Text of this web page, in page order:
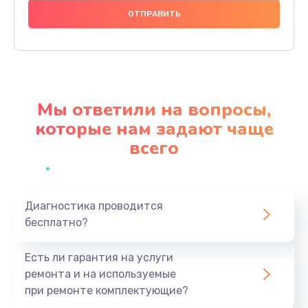
480 руб.
Заказать
Замена кнопки
Заказать
Мы ответили на вопросы,
которые нам задают чаще
всего
Диагностика проводится
бесплатно?
Есть ли гарантия на услуги
ремонта и на используемые
при ремонте комплектующие?